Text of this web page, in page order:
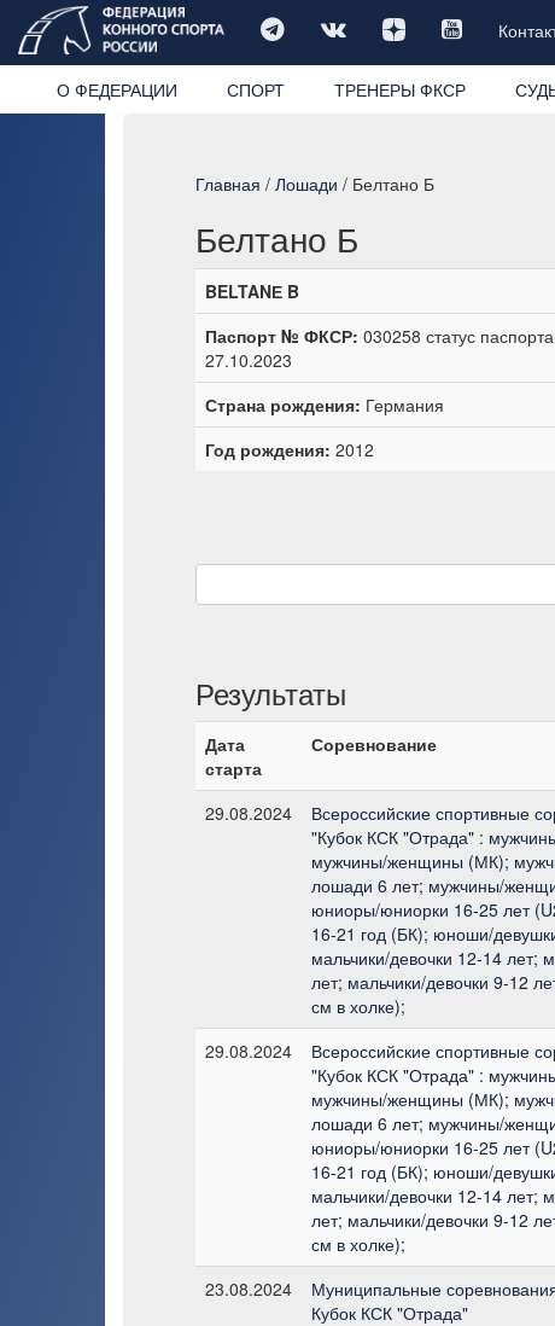
О ФЕДЕРАЦИИ СПОРТ ТРЕНЕРЫ ФКСР
Главная / Лошади / Белтано Б
Белтано Б
BELTANЕ B
Паспорт № ФКСР: 030258 статус
27.10.2023
Страна рождения: Германия
Год рождения: 2012
Результаты
Дата
старта
Соревнование
29.08.2024
Всероссийские спортивные
"Кубок КСК "Отрада" :
мужчины/женщины (МК);
лошади 6 лет; мужчины/
юниоры/юниорки 16-25 лет
16-21 год (БК); юноши/
мальчики/девочки 12-14 лет;
лет; мальчики/девочки 9-12
см в холке);
29.08.2024
Всероссийские спортивные
"Кубок КСК "Отрада" :
мужчины/женщины (МК);
лошади 6 лет; мужчины/
юниоры/юниорки 16-25 лет
16-21 год (БК); юноши/
мальчики/девочки 12-14 лет;
лет; мальчики/девочки 9-12
см в холке);
23.08.2024
Муниципальные
Кубок КСК "Отрада"